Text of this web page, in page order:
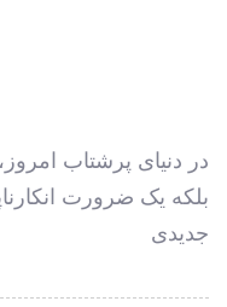
در دنیای پرشتاب
بلکه یک ضرورت
جدیدی